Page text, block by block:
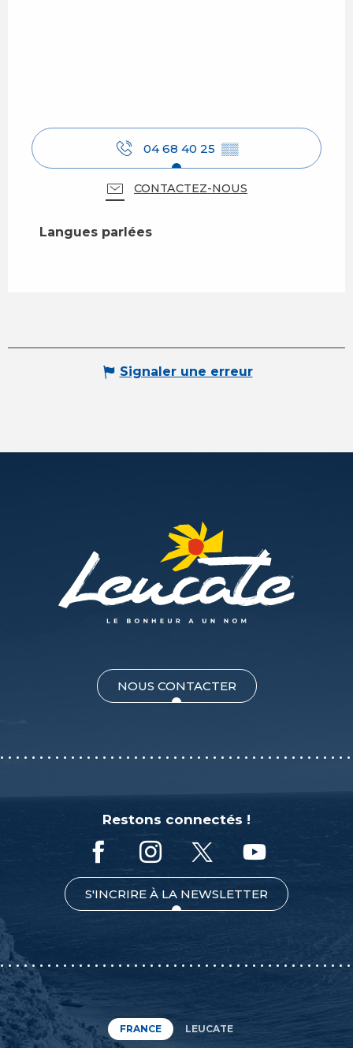
04 68 40 25 ▒▒
CONTACTEZ-NOUS
Langues parlées
Langues parlées
Signaler une erreur
NOUS CONTACTER
Restons connectés !
S'INCRIRE À LA NEWSLETTER
FRANCE LEUCATE